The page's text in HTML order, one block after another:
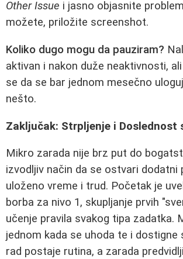
Other Issue i jasno objasnite
možete, priložite screenshot.
Koliko dugo mogu da pauziram?
aktivan i nakon duže neaktivnosti,
se da se bar jednom mesečno
nešto.
Zaključak: Strpljenje i Doslednost
Mikro zarada nije brz put do
izvodljiv način da se ostvari dodatni
uloženo vreme i trud. Početak je
borba za nivo 1, skupljanje prvih
učenje pravila svakog tipa zadatka.
jednom kada se uhoda te i dostigne
rad postaje rutina, a zarada